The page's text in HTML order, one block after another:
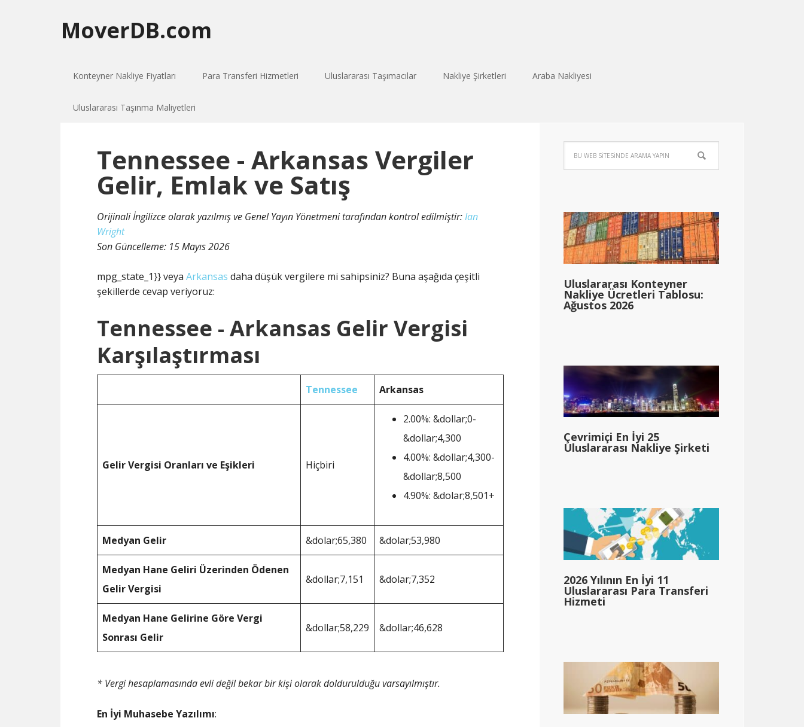
MoverDB.com
Konteyner Nakliye Fiyatları Para Transferi Hizmetleri Uluslararası Taşımacılar Nakliye Şirketleri Araba Nakliyesi
Uluslararası Taşınma Maliyetleri
Tennessee - Arkansas Vergiler
Gelir, Emlak ve Satış
Orijinali İngilizce olarak yazılmış ve Genel Yayın Yönetmeni tarafından kontrol edilmiştir:Ian
Wright
Son Güncelleme: 15 Mayıs 2026
mpg_state_1}} veya Arkansas daha düşük vergilere mi sahipsiniz? Buna aşağıda çeşitli
şekillerde cevap veriyoruz:
Tennessee - Arkansas Gelir Vergisi
Karşılaştırması
Tennessee Arkansas
Gelir Vergisi Oranları ve Eşikleri Hiçbiri
2.00%: &dollar;0-
&dollar;4,300
4.00%: &dollar;4,300-
&dollar;8,500
4.90%: &dolar;8,501+
Medyan Gelir &dolar;65,380 &dolar;53,980
Medyan Hane Geliri Üzerinden Ödenen
Gelir Vergisi
&dollar;7,151 &dolar;7,352
Medyan Hane Gelirine Göre Vergi
Sonrası Gelir
&dollar;58,229 &dollar;46,628
* Vergi hesaplamasında evli değil bekar bir kişi olarak doldurulduğu varsayılmıştır.
En İyi Muhasebe Yazılımı:
Uluslararası Konteyner
Nakliye Ücretleri Tablosu:
Ağustos 2026
Çevrimiçi En İyi 25
Uluslararası Nakliye Şirketi
2026 Yılının En İyi 11
Uluslararası Para Transferi
Hizmeti